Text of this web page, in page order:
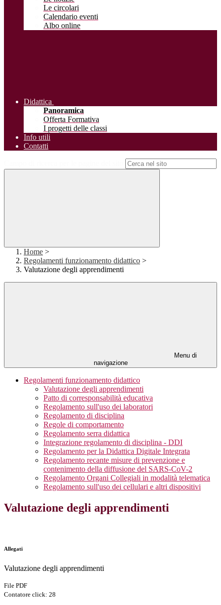
Le circolari
Calendario eventi
Albo online
Didattica
Panoramica
Offerta Formativa
I progetti delle classi
Info utili
Contatti
Home >
Regolamenti funzionamento didattico >
Valutazione degli apprendimenti
Menu di
navigazione
Regolamenti funzionamento didattico
Valutazione degli apprendimenti
Patto di corresponsabilità educativa
Regolamento sull'uso dei laboratori
Regolamento di disciplina
Regole di comportamento
Regolamento serra didattica
Integrazione regolamento di disciplina - DDI
Regolamento per la Didattica Digitale Integrata
Regolamento recante misure di prevenzione e
contenimento della diffusione del SARS-CoV-2
Regolamento Organi Collegiali in modalità telematica
Regolamento sull'uso dei cellulari e altri dispositivi
Valutazione degli apprendimenti
Allegati
Valutazione degli apprendimenti
File PDF
Contatore click: 28